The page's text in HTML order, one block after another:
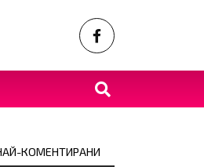
КОМЕНТИРАНИ